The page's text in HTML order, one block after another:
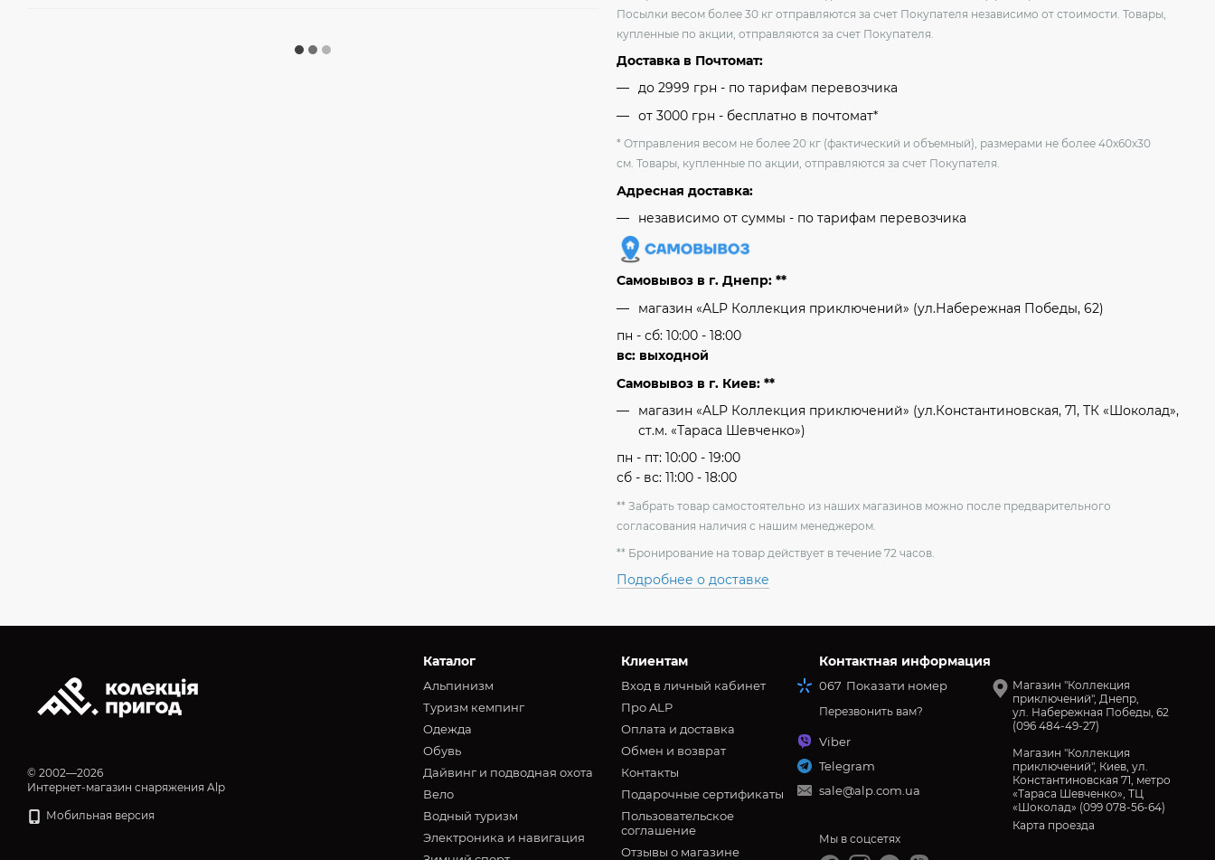
Посылки весом более 30 кг отправляются за счет Покупателя независимо от стоимости. Товары,
купленные по акции, отправляются за счет Покупателя.
Доставка в Почтомат:
до 2999 грн - по тарифам перевозчика
от 3000 грн - бесплатно в почтомат*
* Отправления весом не более 20 кг (фактический и объемный), размерами не более 40х60х30
см. Товары, купленные по акции, отправляются за счет Покупателя.
Адресная доставка:
независимо от cуммы - по тарифам перевозчика
Самовывоз в г. Днепр: **
магазин «ALP Коллекция приключений» (ул.Набережная Победы, 62)
пн - сб: 10:00 - 18:00
вс: выходной
Самовывоз в г. Киев: **
магазин «ALP Коллекция приключений» (ул.Константиновская, 71, ТК «Шоколад»,
ст.м. «Тараса Шевченко»)
пн - пт: 10:00 - 19:00
сб - вс: 11:00 - 18:00
** Забрать товар самостоятельно из наших магазинов можно после предварительного
согласования наличия с нашим менеджером.
** Бронирование на товар действует в течение 72 часов.
Подробнее о доставке
© 2002—2026
Интернет-магазин снаряжения Alp
Мобильная версия
Каталог
Альпинизм
Туризм кемпинг
Oдежда
Обувь
Дайвинг и подводная охота
Вело
Водный туризм
Электроника и навигация
Клиентам
Вход в личный кабинет
Про ALP
Оплата и доставка
Обмен и возврат
Контакты
Подарочные сертификаты
Пользовательское
соглашение
Отзывы о магазине
Контактная информация
067 Показати номер
Перезвонить вам?
Viber
Telegram
sale@alp.com.ua
Магазин "Коллекция
приключений", Днепр,
ул. Набережная Победы, 62
(096 484-49-27)
Магазин "Коллекция
приключений", Киев, ул.
Константиновская 71, метро
«Тараса Шевченко», ТЦ
«Шоколад» (099 078-56-64)
Карта проезда
Мы в соцсетях